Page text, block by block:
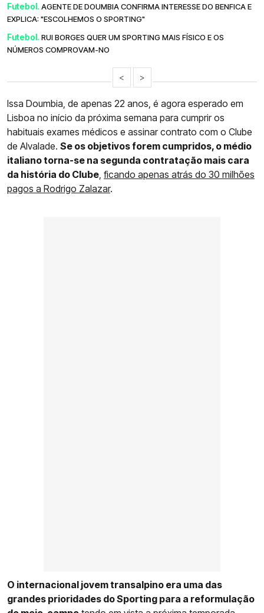
Futebol. AGENTE DE DOUMBIA CONFIRMA INTERESSE DO BENFICA E
EXPLICA: "ESCOLHEMOS O SPORTING"
Futebol. RUI BORGES QUER UM SPORTING MAIS FÍSICO E OS
NÚMEROS COMPROVAM-NO
< >
Issa Doumbia, de apenas 22 anos, é agora esperado em
Lisboa no início da próxima semana para cumprir os
habituais exames médicos e assinar contrato com o Clube
de Alvalade. Se os objetivos forem cumpridos, o médio
italiano torna-se na segunda contratação mais cara
da história do Clube, ficando apenas atrás do 30 milhões
pagos a Rodrigo Zalazar.
O internacional jovem transalpino era uma das
grandes prioridades do Sporting para a reformulação